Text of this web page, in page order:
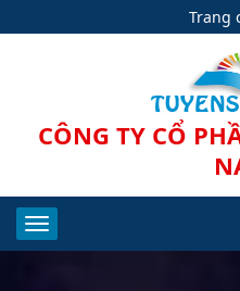
Trang
CÔNG TY CỔ